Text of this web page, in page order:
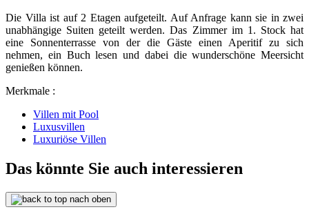
Die Villa ist auf 2 Etagen aufgeteilt. Auf Anfrage kann sie in zwei
unabhängige Suiten geteilt werden. Das Zimmer im 1. Stock hat
eine Sonnenterrasse von der die Gäste einen Aperitif zu sich
nehmen, ein Buch lesen und dabei die wunderschöne Meersicht
genießen können.
Merkmale :
Villen mit Pool
Luxusvillen
Luxuriöse Villen
Das könnte Sie auch interessieren
nach oben